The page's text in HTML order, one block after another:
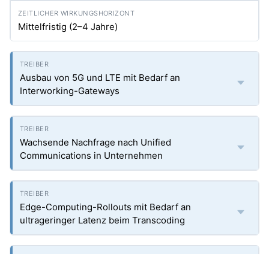
Mittelfristig (2–4 Jahre)
Ausbau von 5G und LTE mit Bedarf an
Interworking-Gateways
Wachsende Nachfrage nach Unified
Communications in Unternehmen
Edge-Computing-Rollouts mit Bedarf an
ultrageringer Latenz beim Transcoding